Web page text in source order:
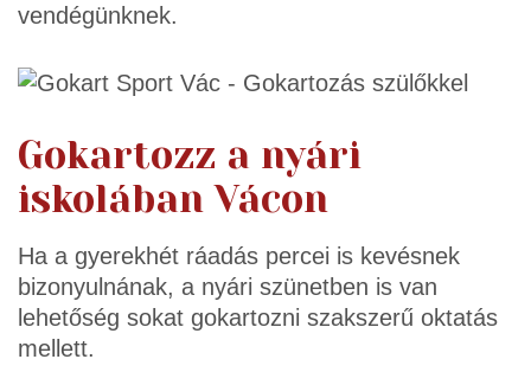
vendégünknek.
Gokartozz a nyári
iskolában Vácon
Ha a gyerekhét ráadás percei is kevésnek
bizonyulnának, a nyári szünetben is van
lehetőség sokat gokartozni szakszerű oktatás
mellett.